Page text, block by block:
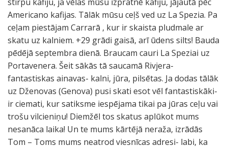
Americano kafijas. Tālāk mūsu ceļš ved uz La Spezia. Pa
ceļam piestājam Carrarā , kur ir skaista pludmale ar
skatu uz kalniem. +29 grādi gaisā, arī ūdens silts! Bauda
pēdējā septembra dienā. Braucam cauri La Speziai uz
Portavenera. Šeit sākās tā saucamā Rivjera-
fantastiskas ainavas- kalni, jūra, pilsētas. Ja dodas tālāk
uz Dženovas (Genova) pusi skati esot vēl fantastiskāki-
ir ciemati, kur satiksme iespējama tikai pa jūras ceļu vai
trošu vilcieniņu! Diemžēl tos skatus aplūkot mums
nesanāca laika! Un te mums kārtējā neraža, izrādās
Tom – Toms mums neatrod viesnīcas adresi- labi, ka